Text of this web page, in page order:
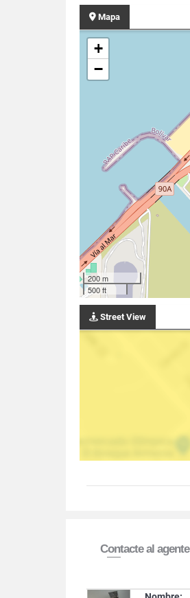
Mapa
+
−
200 m
500 ft
Street View
Contacte al agente